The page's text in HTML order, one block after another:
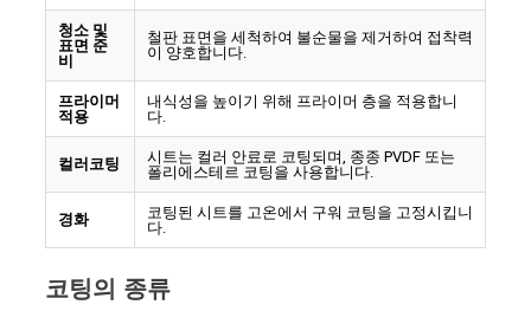
청소 및
표면 준
비
철판 표면을 세척하여 불순물을 제거하여 접착력
이 양호합니다.
프라이머
적용
내식성을 높이기 위해 프라이머 층을 적용합니
다.
컬러코팅
시트는 컬러 안료로 코팅되며, 종종 PVDF 또는
폴리에스테르 코팅을 사용합니다.
경화
코팅된 시트를 고온에서 구워 코팅을 고정시킵니
다.
코팅의 종류